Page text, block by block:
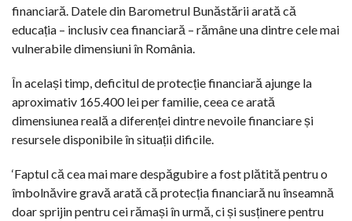
financiară. Datele din Barometrul Bunăstării arată că
educația – inclusiv cea financiară – rămâne una dintre cele mai
vulnerabile dimensiuni în România.
În același timp, deficitul de protecție financiară ajunge la
aproximativ 165.400 lei per familie, ceea ce arată
dimensiunea reală a diferenței dintre nevoile financiare și
resursele disponibile în situații dificile.
‘Faptul că cea mai mare despăgubire a fost plătită pentru o
îmbolnăvire gravă arată că protecția financiară nu înseamnă
doar sprijin pentru cei rămași în urmă, ci și susținere pentru